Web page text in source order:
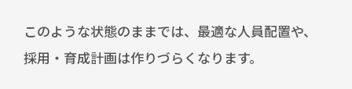
このような状態のままでは、最適な人員配置や、
採用・育成計画は作りづらくなります。